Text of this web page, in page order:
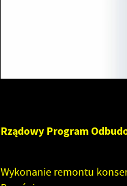
Rządowy Program
Wykonanie remontu